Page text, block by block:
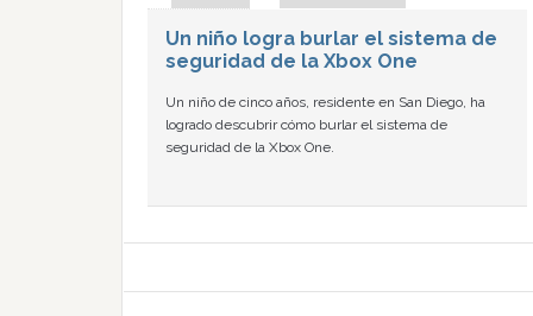
Un niño logra burlar el sistema de
seguridad de la Xbox One
Un niño de cinco años, residente en San Diego, ha
logrado descubrir cómo burlar el sistema de
seguridad de la Xbox One.